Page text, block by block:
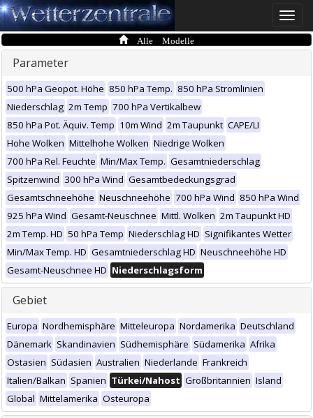
Toggle
Alle Modelle
Parameter
500 hPa Geopot. Höhe 850 hPa Temp. 850 hPa Stromlinien
Niederschlag 2m Temp 700 hPa Vertikalbew
850 hPa Pot. Äquiv. Temp 10m Wind 2m Taupunkt CAPE/LI
Hohe Wolken Mittelhohe Wolken Niedrige Wolken
700 hPa Rel. Feuchte Min/Max Temp. Gesamtniederschlag
Spitzenwind 300 hPa Wind Gesamtbedeckungsgrad
Gesamtschneehöhe Neuschneehöhe 700 hPa Wind 850 hPa Wind
925 hPa Wind Gesamt-Neuschnee Mittl. Wolken 2m Taupunkt HD
2m Temp. HD 50 hPa Temp Niederschlag HD Signifikantes Wetter
Min/Max Temp. HD Gesamtniederschlag HD Neuschneehöhe HD
Gesamt-Neuschnee HD Niederschlagsform
Gebiet
Europa Nordhemisphäre Mitteleuropa Nordamerika Deutschland
Dänemark Skandinavien Südhemisphäre Südamerika Afrika
Ostasien Südasien Australien Niederlande Frankreich
Italien/Balkan Spanien Türkei/Nahost Großbritannien Island
Global Mittelamerika Osteuropa